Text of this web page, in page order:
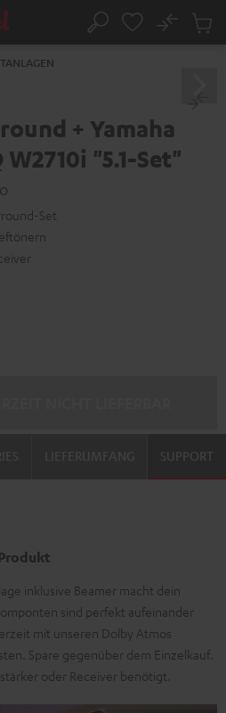
Suche
No
+ Yamaha
W2710i "5.1-Set"
Set
SUPPORT
inklusive Beamer macht dein
sind perfekt aufeinander
mit unseren Dolby Atmos
Spare gegenüber dem Einzelkauf.
oder Receiver benötigt.